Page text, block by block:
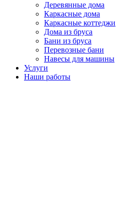
Деревянные дома
Каркасные дома
Каркасные коттеджи
Дома из бруса
Бани из бруса
Перевозные бани
Навесы для машины
Услуги
Наши работы